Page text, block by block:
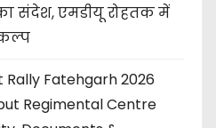
संदेश, एमडीयू रोहतक में
Fatehgarh 2026
Regimental Centre